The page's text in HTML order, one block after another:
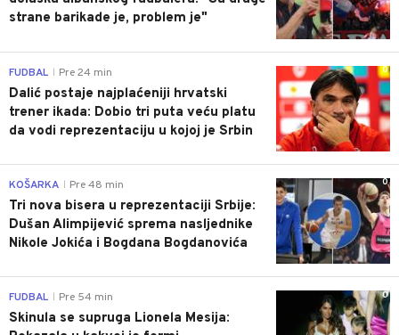
strane barikade je, problem je"
0
FUDBAL Pre 24 min
Dalić postaje najplaćeniji hrvatski
trener ikada: Dobio tri puta veću platu
da vodi reprezentaciju u kojoj je Srbin
0
KOŠARKA Pre 48 min
Tri nova bisera u reprezentaciji Srbije:
Dušan Alimpijević sprema nasljednike
Nikole Jokića i Bogdana Bogdanovića
0
FUDBAL Pre 54 min
Skinula se supruga Lionela Mesija: